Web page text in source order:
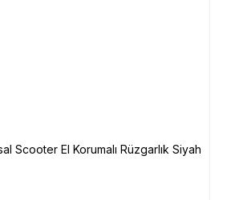
Scooter El Korumalı Rüzgarlık Siyah